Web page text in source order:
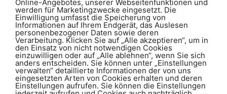
T +41 81 286 05 00
info@kunzschmid.ch
Impressum|Datenschutz
Online-Angebotes, unserer Webseitenfunktionen und
werden für Marketingzwecke eingesetzt. Die
Einwilligung umfasst die Speicherung von
Informationen auf Ihrem Endgerät, das Auslesen
personenbezogener Daten sowie deren
Verarbeitung. Klicken Sie auf „Alle akzeptieren“, um in
den Einsatz von nicht notwendigen Cookies
einzuwilligen oder auf „Alle ablehnen“, wenn Sie sich
anders entscheiden. Sie können unter „Einstellungen
verwalten“ detaillierte Informationen der von uns
eingesetzten Arten von Cookies erhalten und deren
Einstellungen aufrufen. Sie können die Einstellungen